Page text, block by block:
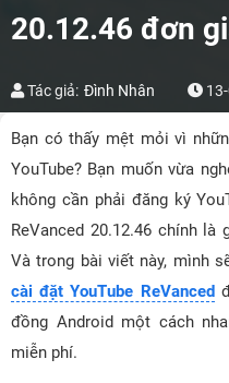
20.12.46 đơn
Tác giả: Đình Nhân
Bạn có thấy mệt mỏi vì
YouTube? Bạn muốn vừa
không cần phải đăng ký
ReVanced 20.12.46 chính là
Và trong bài viết này, mình
cài đặt YouTube ReVanced
đồng Android một cách
miễn phí.